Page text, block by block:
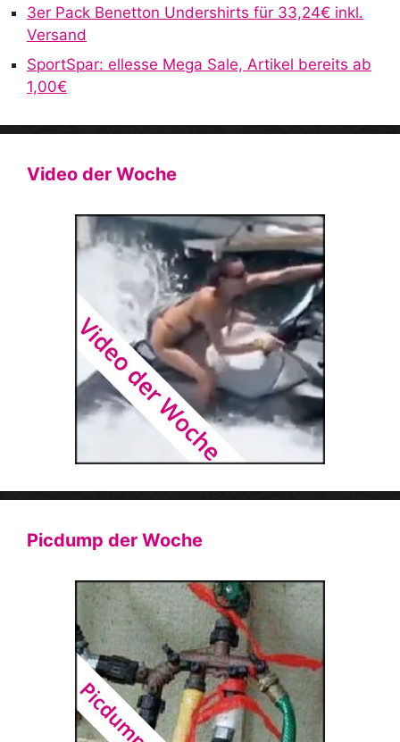
3er Pack Benetton Undershirts für 33,24€ inkl.
Versand
SportSpar: ellesse Mega Sale, Artikel bereits ab
1,00€
Video der Woche
Picdump der Woche